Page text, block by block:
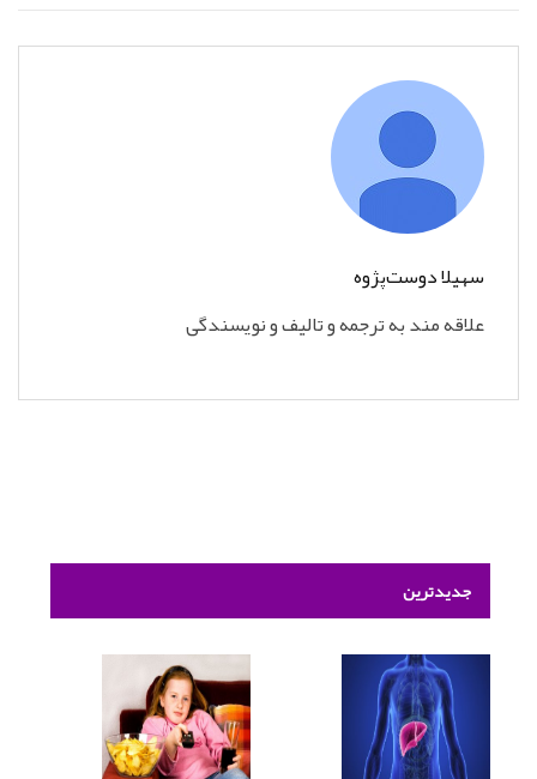
سهیلا دوست‌پژوه
علاقه مند به ترجمه و تالیف و نویسندگی
جدیدترین